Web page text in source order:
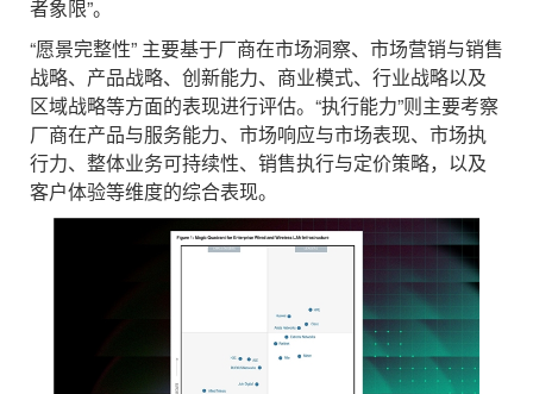
者象限”。
“愿景完整性” 主要基于厂商在市场洞察、市场营销与销售
战略、产品战略、创新能力、商业模式、行业战略以及
区域战略等方面的表现进行评估。“执行能力”则主要考察
厂商在产品与服务能力、市场响应与市场表现、市场执
行力、整体业务可持续性、销售执行与定价策略，以及
客户体验等维度的综合表现。